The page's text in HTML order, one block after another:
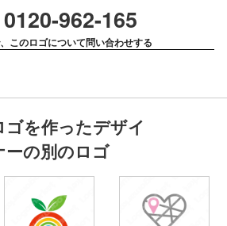
0120-962-165
このロゴについて問い合わせする
ゴを作ったデザイ
ーの別のロゴ